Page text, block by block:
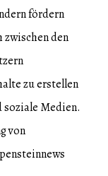
fördern
den
zu erstellen
soziale Medien.
von